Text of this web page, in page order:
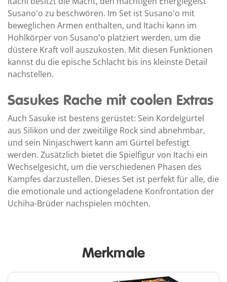
Susano'o zu beschwören. Im Set ist Susano'o mit
beweglichen Armen enthalten, und Itachi kann im
Hohlkörper von Susano'o platziert werden, um die
düstere Kraft voll auszukosten. Mit diesen Funktionen
kannst du die epische Schlacht bis ins kleinste Detail
nachstellen.
Sasukes Rache mit coolen Extras
Auch Sasuke ist bestens gerüstet: Sein Kordelgürtel
aus Silikon und der zweitilige Rock sind abnehmbar,
und sein Ninjaschwert kann am Gürtel befestigt
werden. Zusätzlich bietet die Spielfigur von Itachi ein
Wechselgesicht, um die verschiedenen Phasen des
Kampfes darzustellen. Dieses Set ist perfekt für alle, die
die emotionale und actiongeladene Konfrontation der
Uchiha-Brüder nachspielen möchten.
Merkmale